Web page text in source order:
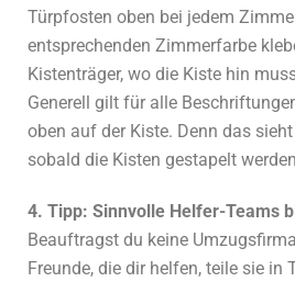
Türpfosten oben bei jedem
entsprechenden Zimmerfarbe
Kistenträger, wo die Kiste hin
Generell gilt für alle
oben auf der Kiste. Denn das
sobald die Kisten gestapelt
4. Tipp: Sinnvolle Helfer-Teams
Beauftragst du keine
Freunde, die dir helfen, teile sie in